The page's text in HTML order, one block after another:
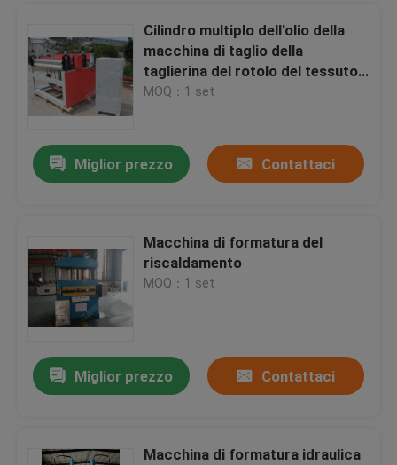
Prodotti
Circa noi
Giro della fabbrica
Cilindro multiplo dell'olio della
macchina di taglio della
taglierina del rotolo del tessuto
della lama doppio
MOQ：1 set
Miglior prezzo Contattaci
Macchina di formatura del
riscaldamento
MOQ：1 set
Miglior prezzo Contattaci
Macchina di formatura idraulica